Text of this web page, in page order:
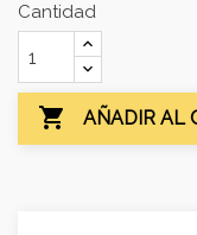
Cantidad
 AÑADIR AL